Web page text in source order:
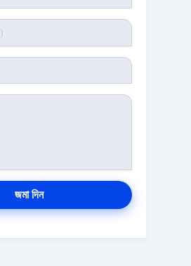
জমা দিন